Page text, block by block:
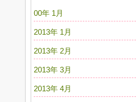
00年 1月
2013年 1月
2013年 2月
2013年 3月
2013年 4月